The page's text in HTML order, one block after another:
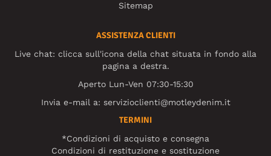
Sitemap
ASSISTENZA CLIENTI
Live chat: clicca sull'icona della chat situata in fondo alla
pagina a destra.
Aperto Lun-Ven 07:30-15:30
Invia e-mail a: servizioclienti@motleydenim.it
TERMINI
*Condizioni di acquisto e consegna
Condizioni di restituzione e sostituzione